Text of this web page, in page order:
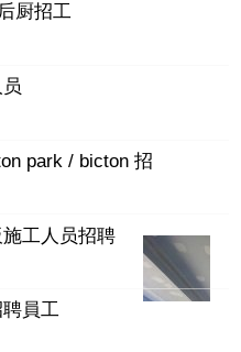
厨招工
park / bicton 招
工人员招聘
員工